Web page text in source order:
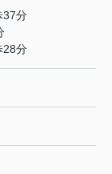
37分
28分